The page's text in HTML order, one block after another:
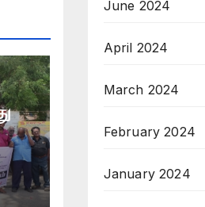
June 2024
April 2024
March 2024
February 2024
January 2024